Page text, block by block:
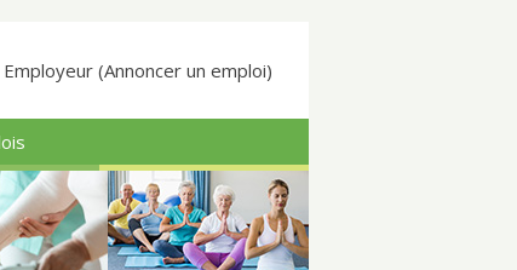
Employeur (Annoncer un emploi)